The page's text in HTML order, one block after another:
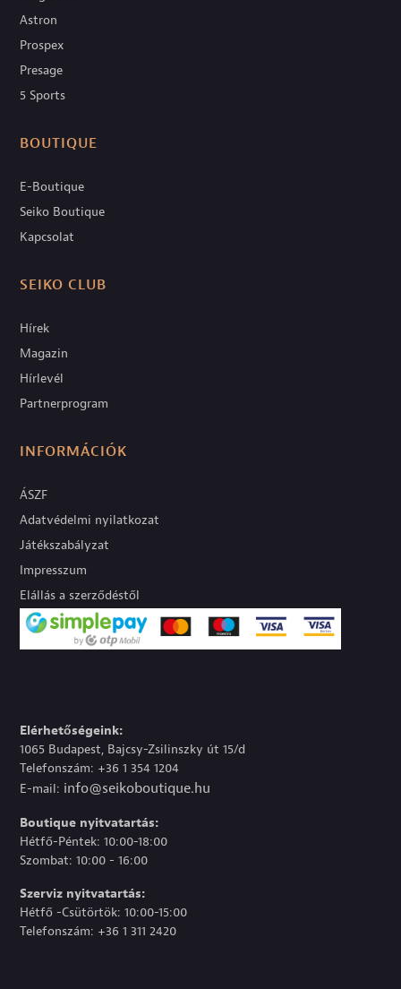
Astron
Prospex
Presage
5 Sports
BOUTIQUE
E-Boutique
Seiko Boutique
Kapcsolat
SEIKO CLUB
Hírek
Magazin
Hírlevél
Partnerprogram
INFORMÁCIÓK
ÁSZF
Adatvédelmi nyilatkozat
Játékszabályzat
Impresszum
Elállás a szerződéstől
Elérhetőségeink:
1065 Budapest, Bajcsy-Zsilinszky út 15/d
Telefonszám: +36 1 354 1204
E-mail: info@seikoboutique.hu
Boutique nyitvatartás:
Hétfő-Péntek: 10:00-18:00
Szombat: 10:00 - 16:00
Szerviz nyitvatartás:
Hétfő -Csütörtök: 10:00-15:00
Telefonszám: +36 1 311 2420